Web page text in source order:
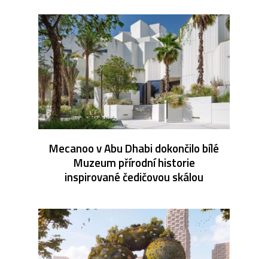
Mecanoo v Abu Dhabi dokončilo bílé
Muzeum přírodní historie
inspirované čedičovou skálou